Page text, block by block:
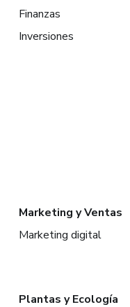
Finanzas
Inversiones
Marketing y Ventas
Marketing digital
Plantas y Ecología